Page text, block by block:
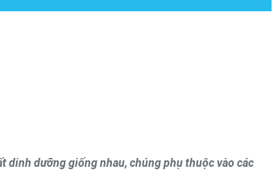
dinh dưỡng giống nhau, chúng phụ thuộc vào các